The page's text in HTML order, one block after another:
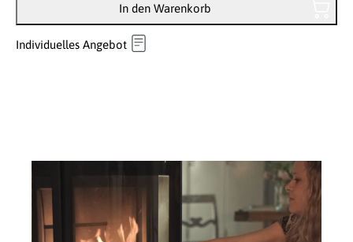
In den Warenkorb
Individuelles Angebot